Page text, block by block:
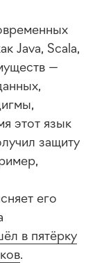
Java, Scala,
—
этот язык
защиту
его
в пятёрку
.